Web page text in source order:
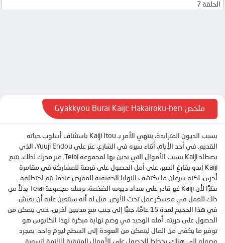
الحلقة 7
الحلقة 13
الحلقة 14
الحلقة 15
الحلقة 16
الحلقة 17
الحلقة 18
الحلقة 19
الحلقة 20
الحلقة 21
ملخص Gyakkyou Burai Kaiji: Hakairoku-hen
بسبب الديون المتزايدة، ينتهي الأمر بـ Kaiji Itou باستئناف أسلوب حياته
القديم. في أحد الأيام، أثناء سيره في الشارع، عثر على Yuuji Endou، الذي
يصطاد Kaiji بسبب الأموال التي يدين بها لمجموعة Teiai. غير مدرك لذلك، يتبع
Kaiji إندو بفارغ الصبر، على أمل الحصول على فرصة للمشاركة في مقامرة
أخرى، لكنه سرعان ما يكتشف النوايا الحقيقية للمقرض عندما يتم اختطافه.
نظرًا لأن Kaiji غير قادر على سداد ديونه الضخمة، ترسله مجموعة Teiai بدلاً من
ذلك للعمل في معسكر عمل تحت الأرض. قيل له أنه سيتعين عليه أن يعيش
في هذا الجحيم لمدة 15 عامًا، جنبًا إلى جنب مع مدينين آخرين، حتى يتمكن من
الحصول على حريته. أمله الوحيد في وضع نهاية مبكرة لهذا الكابوس هو
توفير ما يكفي من المال ليتمكن من العودة إلى السطح ليوم واحد. بمجرد
وصوله إلى هناك، يخطط للحصول على الأموال المتبقية اللازمة لتسوية